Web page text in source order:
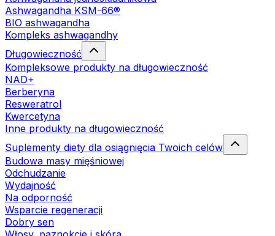
Ashwagandha KSM-66®
BIO ashwagandha
Kompleks ashwagandhy
Długowieczność
Kompleksowe produkty na długowieczność
NAD+
Berberyna
Resweratrol
Kwercetyna
Inne produkty na długowieczność
Suplementy diety dla osiągnięcia Twoich celów
Budowa masy mięśniowej
Odchudzanie
Wydajność
Na odporność
Wsparcie regeneracji
Dobry sen